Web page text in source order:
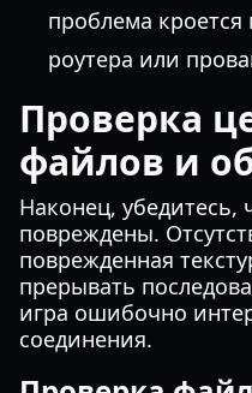
проблема кроется
роутера или
Проверка
файлов и
Наконец,
повреждены.
поврежденная
прерывать
игра ошибочно
соединения.